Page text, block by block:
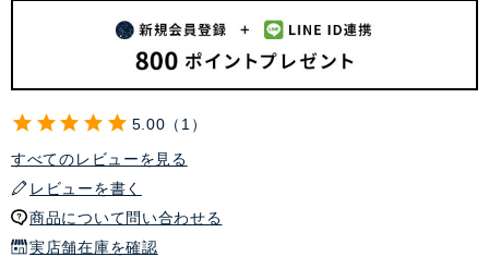
5.00
1
すべてのレビューを見る
レビューを書く
商品について問い合わせる
実店舗在庫を確認